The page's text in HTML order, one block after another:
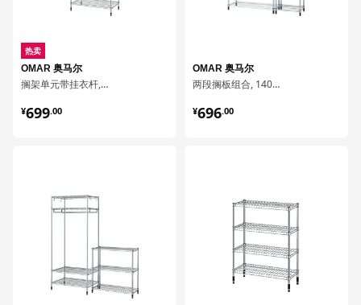
热卖
OMAR 奥马尔
搁架单元带挂衣杆, 92x50x201 厘米
¥699.00
¥ 699.00
OMAR 奥马尔
两段搁板组合, 140x36x181 厘米
¥696.00
¥ 696.00